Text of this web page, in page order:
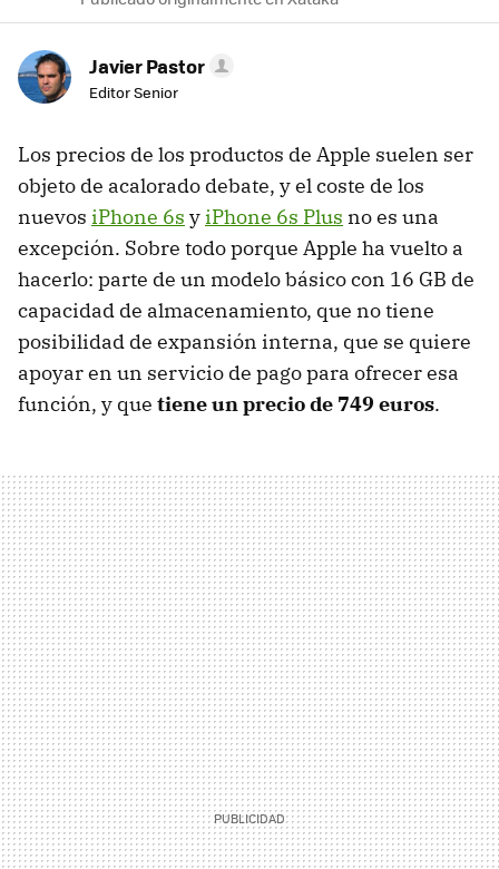
Javier Pastor
Editor Senior
Los precios de los productos de Apple suelen ser
objeto de acalorado debate, y el coste de los
nuevos iPhone 6s yiPhone 6s Plus no es una
excepción. Sobre todo porque Apple ha vuelto a
hacerlo: parte de un modelo básico con 16 GB de
capacidad de almacenamiento, que no tiene
posibilidad de expansión interna, que se quiere
apoyar en un servicio de pago para ofrecer esa
función, y que tiene un precio de 749 euros.